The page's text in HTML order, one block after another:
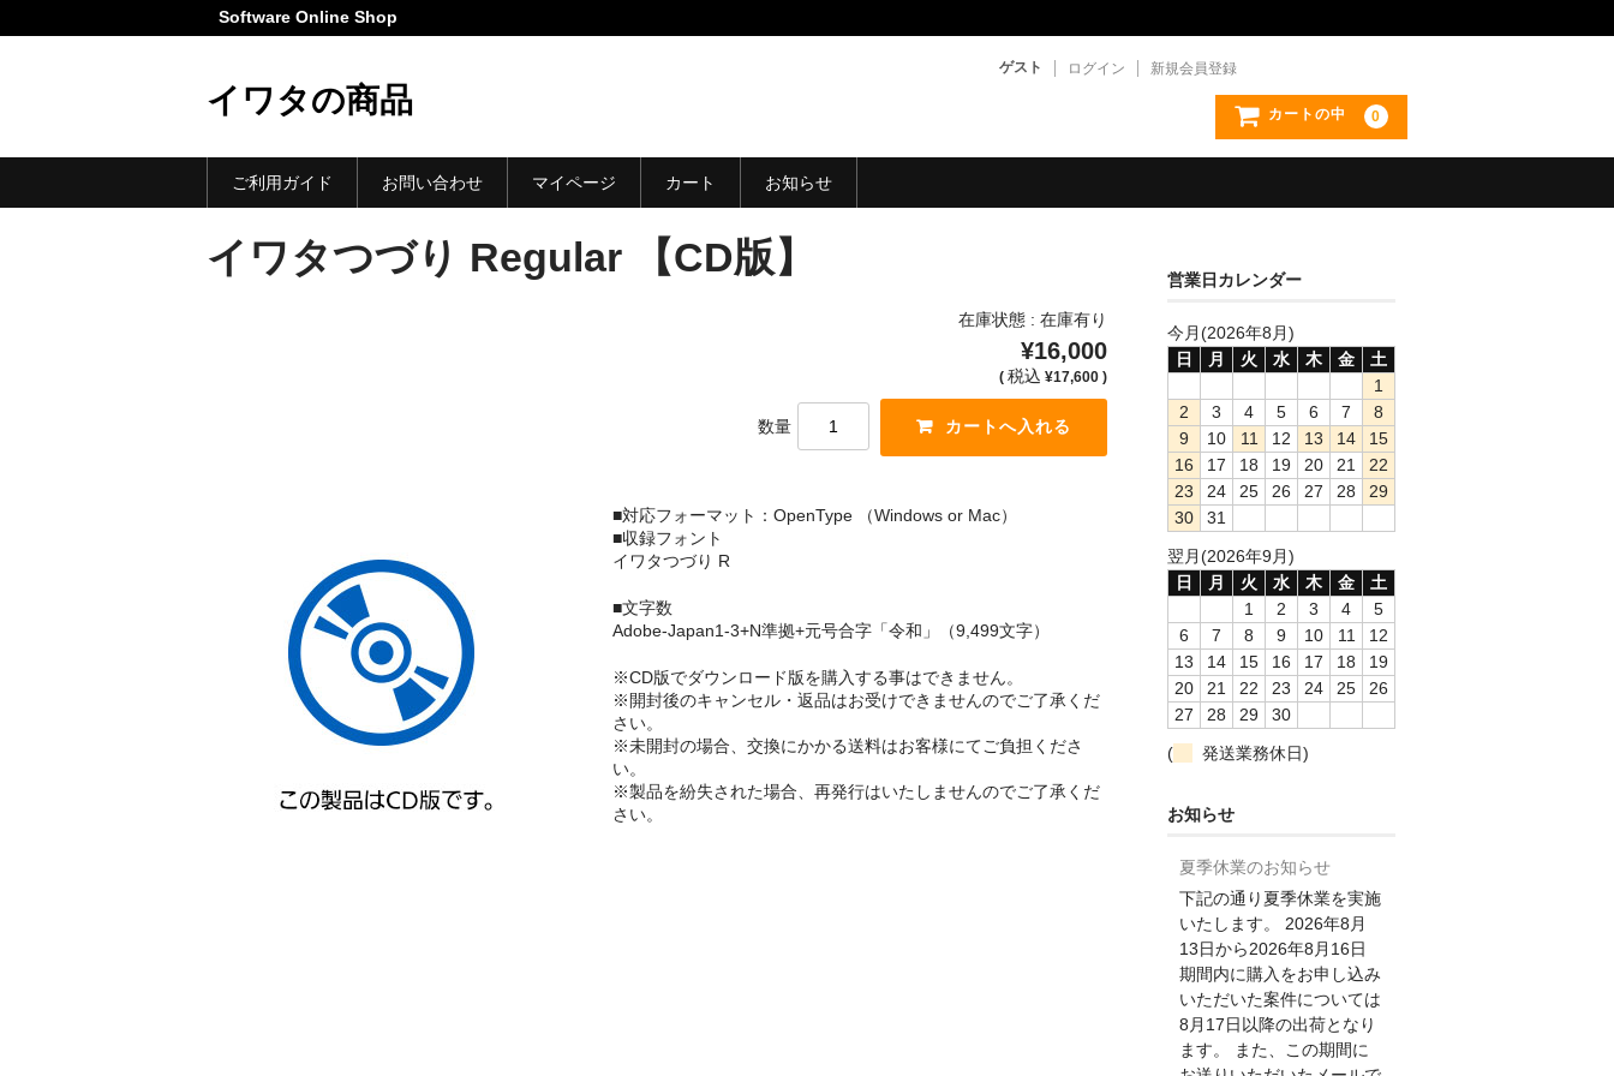
Software Online Shop
イワタの商品
ゲスト ログイン 新規会員登録
カートの中 0
ご利用ガイド お問い合わせ マイページ カート お知らせ
イワタつづり Regular 【CD版】
在庫状態 : 在庫有り
¥16,000
( 税込 ¥17,600 )
数量
■対応フォーマット：OpenType （Windows or Mac）
■収録フォント
イワタつづり R
■文字数
Adobe-Japan1-3+N準拠+元号合字「令和」（9,499文字）
※CD版でダウンロード版を購入する事はできません。
※開封後のキャンセル・返品はお受けできませんのでご了承くだ
さい。
※未開封の場合、交換にかかる送料はお客様にてご負担くださ
い。
※製品を紛失された場合、再発行はいたしませんのでご了承くだ
さい。
営業日カレンダー
今月(2026年8月)
日
月 火 水 木 金
土
1
2
3 4 5 6 7
8
9
10 11 12 13 14
15
16
17 18 19 20 21
22
23
24 25 26 27 28
29
30
31
翌月(2026年9月)
日
月 火 水 木 金
土
1
2 3 4
5
6
7 8 9 10 11
12
13
14 15 16 17 18
19
20
21 22 23 24 25
26
27
28 29
30
(
発送業務休日)
お知らせ
夏季休業のお知らせ
下記の通り夏季休業を実施
いたします。 2026年8月
13日から2026年8月16日
期間内に購入をお申し込み
いただいた案件については
8月17日以降の出荷となり
ます。 また、この期間に